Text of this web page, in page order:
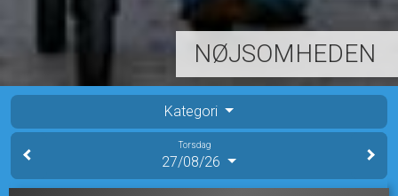
NØJSOMHEDEN
Kategori
Torsdag
27/08/26